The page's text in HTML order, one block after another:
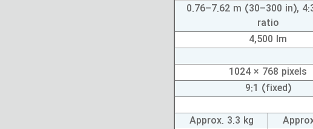
0.76–7.62 m (30–300 in),
ratio
4,500 lm
1024 × 768 pixels
9:1 (fixed)
Approx. 3.3 kg